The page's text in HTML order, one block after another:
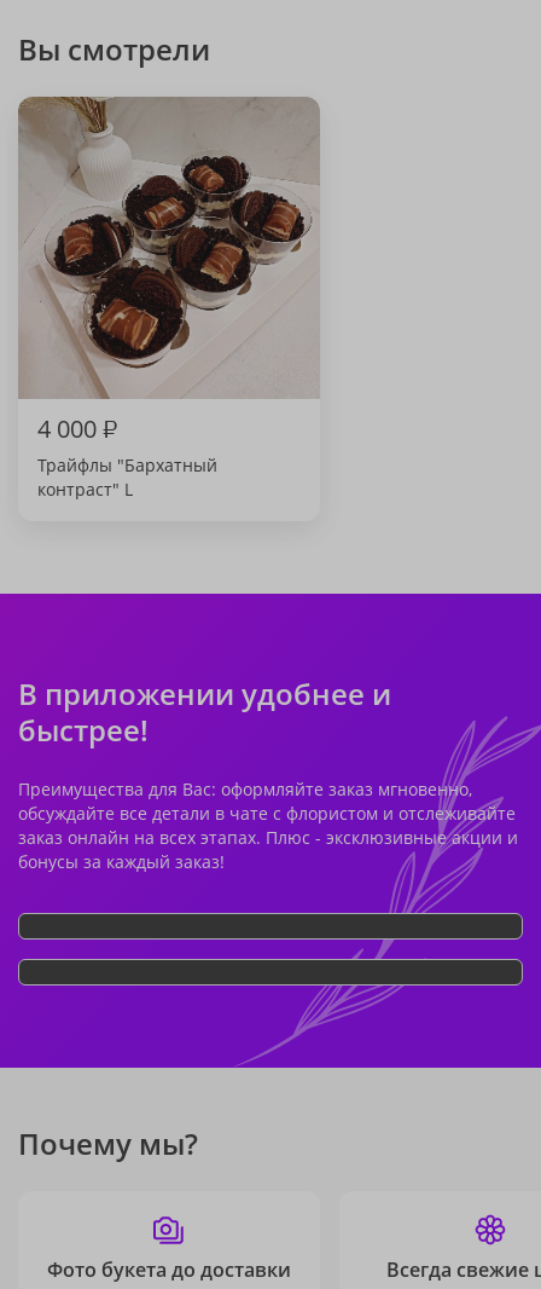
Вы смотрели
4 000₽
Трайфлы "Бархатный
контраст" L
В приложении удобнее и
быстрее!
Преимущества для Вас: оформляйте заказ мгновенно,
обсуждайте все детали в чате с флористом и отслеживайте
заказ онлайн на всех этапах. Плюс - эксклюзивные акции и
бонусы за каждый заказ!
Почему мы?
Фото букета до доставки Всегда свежие